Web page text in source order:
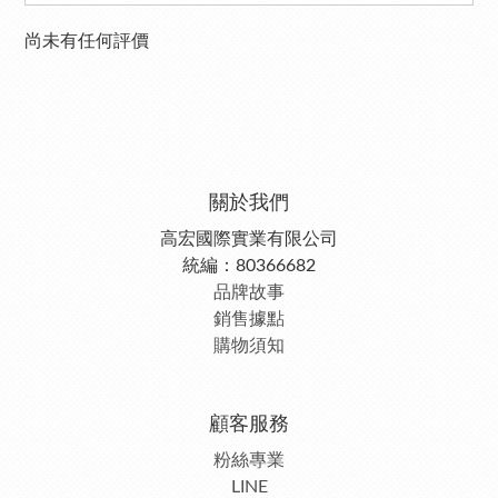
尚未有任何評價
關於我們
高宏國際實業有限公司
統編：80366682
品牌故事
銷售據點
購物須知
顧客服務
粉絲專業
LINE